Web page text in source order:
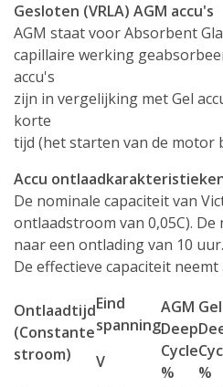
Gesloten (VRLA) AGM accu's
AGM staat voor Absorbent
capillaire werking
accu's
zijn in vergelijking met Gel
korte
tijd (het starten van de motor
Accu
De nominale capaciteit van
ontlaadstroom van 0,05C).
naar een ontlading van 10 uur.
De effectieve capaciteit
Ontlaadtijd
(Constante
stroom)
Eind
spanning
V
AGM
Deep
Cycle
%
Gel
%